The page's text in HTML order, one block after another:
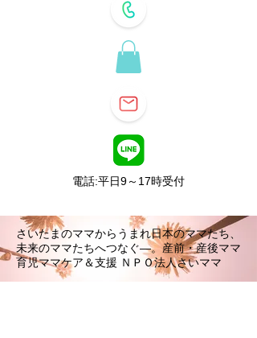
電話:平日9～17時受付
さいたまのママからうまれ日本のママたち、
未来のママたちへつなぐ―。産前・産後ママ
育児ママケア＆支援 ＮＰＯ法人さいママ